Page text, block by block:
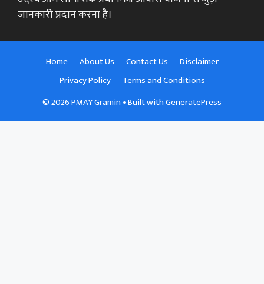
जानकारी प्रदान करना है।
Home About Us Contact Us
Disclaimer
Privacy Policy
Terms and Conditions
© 2026 PMAY Gramin • Built withGeneratePress